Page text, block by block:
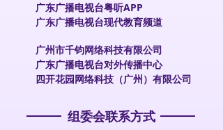
广东广播电视台粤听APP
广东广播电视台现代教育频道
组委会联系方式
广州市千钧网络科技有限公司
广东广播电视台对外传播中心
四开花园网络科技（广州）有限公司